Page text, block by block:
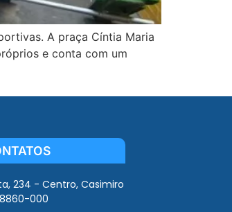
A praça Cíntia Maria
e conta com um
234 - Centro, Casimiro
000